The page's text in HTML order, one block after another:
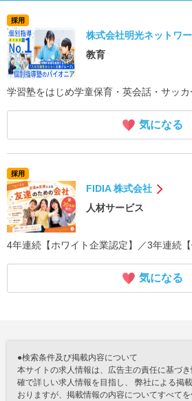
採用
株式会社明光ネットワ
教育
学習塾をはじめ学童保育・英会話・サッ
気になる
採用
FIDIA 株式会社
人材サービス
4年連続【ホワイト企業認定】／3年連続【
気になる
●検索条件及び掲載内容について
本サイトの求人情報は、広告主の責任に基づ
確で詳しい求人情報を目指し、 弊社による掲
おりますが、掲載情報の内容についてすべて